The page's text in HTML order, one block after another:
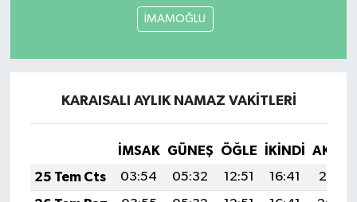
İMAMOĞLU
KARAISALI AYLIK NAMAZ VAKITLERI
İMSAK GÜNEŞ ÖĞLE İKINDI
25 Tem Cts
03:54 05:32 12:51 16:41
20:01